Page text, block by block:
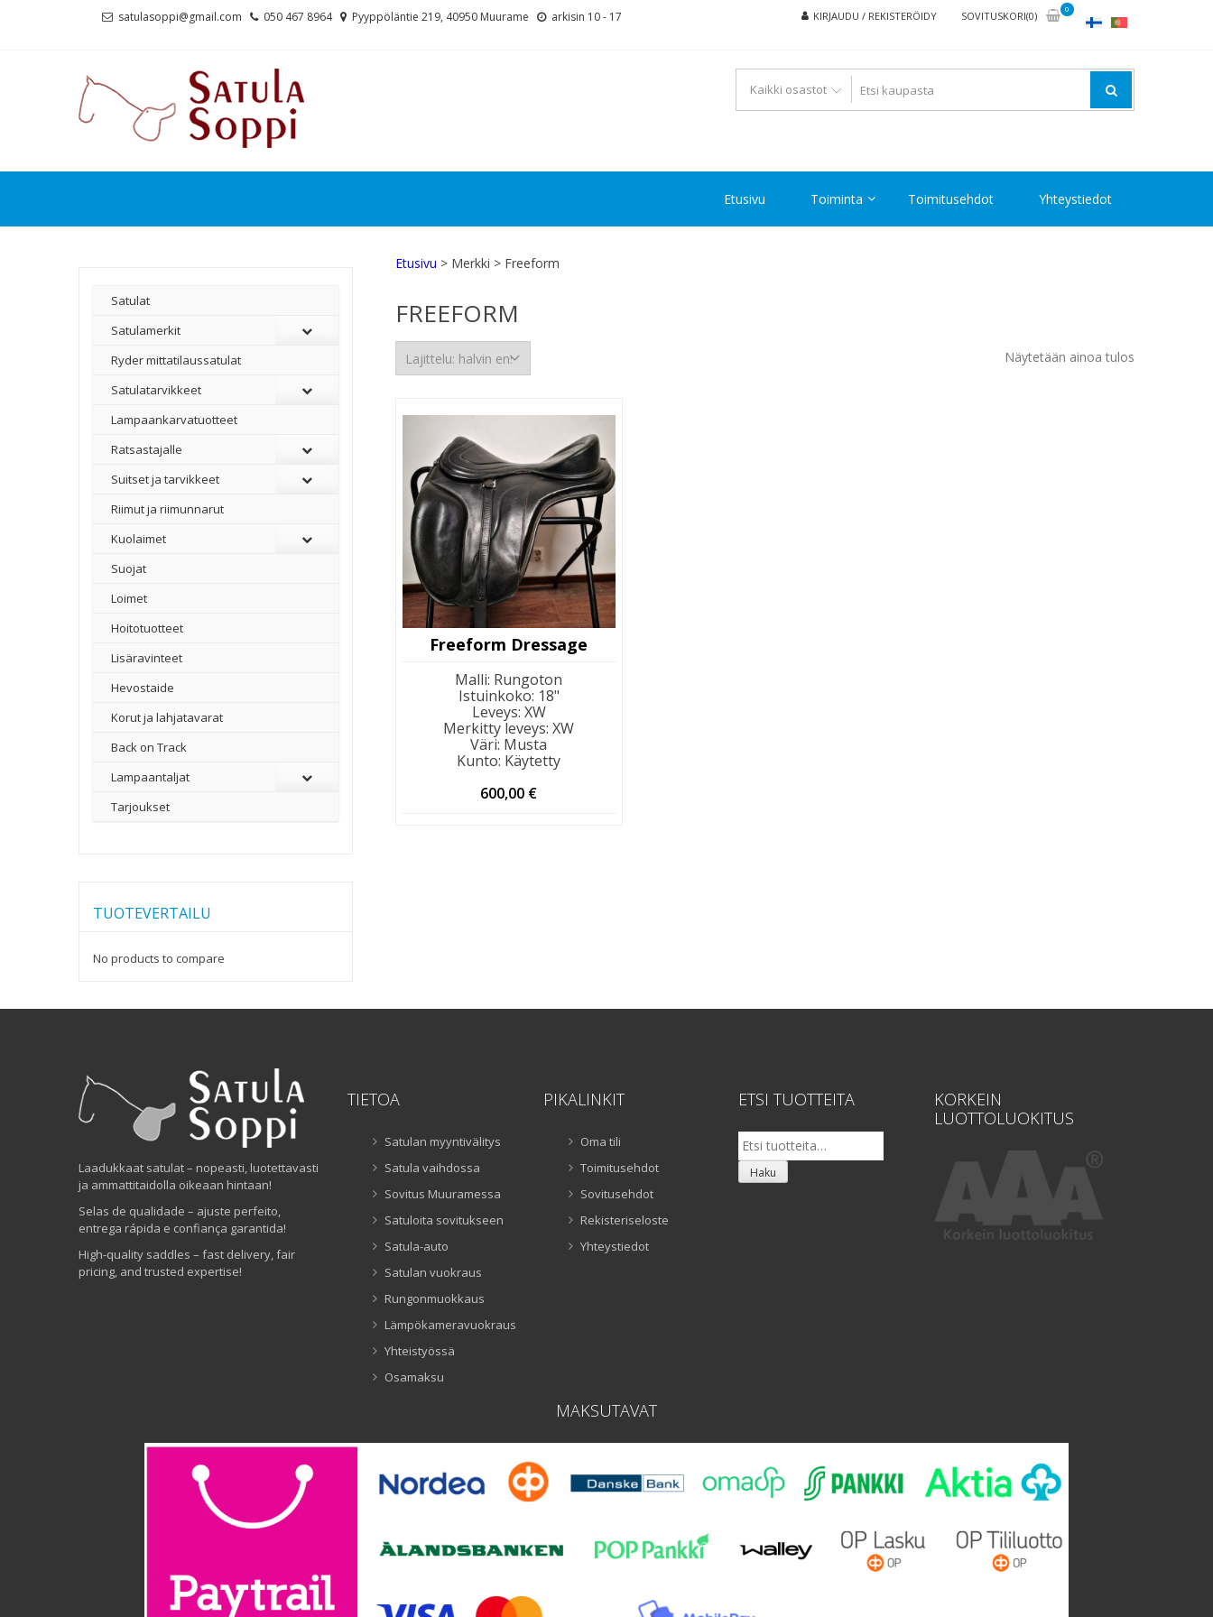
satulasoppi@gmail.com 050 467 8964 Pyyppöläntie 219, 40950 Muurame arkisin 10 - 17 KIRJAUDU / REKISTERÖIDY SOVITUSKORI(0)
0
Etusivu Toiminta Toimitusehdot Yhteystiedot
Etusivu > Merkki > Freeform
FREEFORM
Näytetään ainoa tulos
Freeform Dressage
Malli: Rungoton
Istuinkoko: 18"
Leveys: XW
Merkitty leveys:XW
Väri: Musta
Kunto: Käytetty
600,00 €
Satulat
Satulamerkit
Ryder mittatilaussatulat
Satulatarvikkeet
–
Lampaankarvatuotteet
Ratsastajalle
Suitset ja tarvikkeet
Riimut ja riimunnarut
Kuolaimet
Suojat
Loimet
Hoitotuotteet
Lisäravinteet
Hevostaide
Korut ja lahjatavarat
Back on Track
Lampaantaljat
Tarjoukset
TUOTEVERTAILU
No products to compare
Laadukkaat satulat – nopeasti, luotettavasti
ja ammattitaidolla oikeaan hintaan!
Selas de qualidade – ajuste perfeito,
entrega rápida e confiança garantida!
High-quality saddles – fast delivery, fair
pricing, and trusted expertise!
TIETOA
Satulan myyntivälitys
Satula vaihdossa
Sovitus Muuramessa
Satuloita sovitukseen
Satula-auto
Satulan vuokraus
Rungonmuokkaus
Lämpökameravuokraus
Yhteistyössä
Osamaksu
PIKALINKIT
Oma tili
Toimitusehdot
Sovitusehdot
Rekisteriseloste
Yhteystiedot
ETSI TUOTTEITA
Etsi:
Haku
KORKEIN
LUOTTOLUOKITUS
MAKSUTAVAT